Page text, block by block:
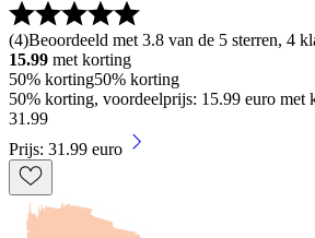
(4)Beoordeeld met 3.8 van de 5 sterren, 4
15.99 met korting
50% korting50% korting
50% korting, voordeelprijs: 15.99 euro met
31 .99
Prijs: 31.99 euro